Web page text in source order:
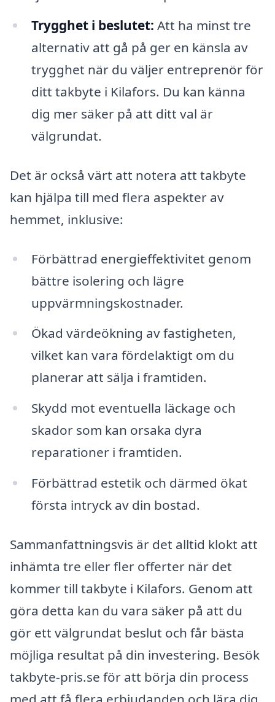
Trygghet i beslutet: Att ha minst tre
alternativ att gå på ger en känsla av
trygghet när du väljer entreprenör för
ditt takbyte i Kilafors. Du kan känna
dig mer säker på att ditt val är
välgrundat.
Det är också värt att notera att takbyte
kan hjälpa till med flera aspekter av
hemmet, inklusive:
Förbättrad energieffektivitet genom
bättre isolering och lägre
uppvärmningskostnader.
Ökad värdeökning av fastigheten,
vilket kan vara fördelaktigt om du
planerar att sälja i framtiden.
Skydd mot eventuella läckage och
skador som kan orsaka dyra
reparationer i framtiden.
Förbättrad estetik och därmed ökat
första intryck av din bostad.
Sammanfattningsvis är det alltid klokt att
inhämta tre eller fler offerter när det
kommer till takbyte i Kilafors. Genom att
göra detta kan du vara säker på att du
gör ett välgrundat beslut och får bästa
möjliga resultat på din investering. Besök
takbyte-pris.se för att börja din process